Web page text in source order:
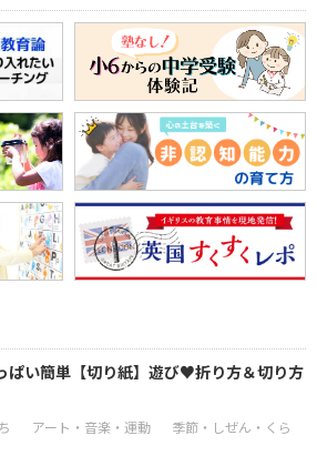
ぱい簡単【切り紙】遊び♥折り方＆切り方